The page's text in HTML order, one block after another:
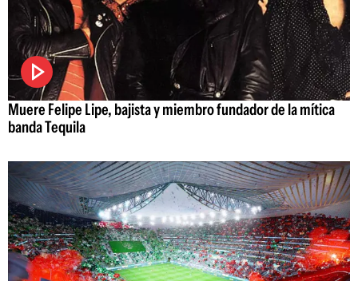
Muere Felipe Lipe, bajista y miembro fundador de la mítica
banda Tequila